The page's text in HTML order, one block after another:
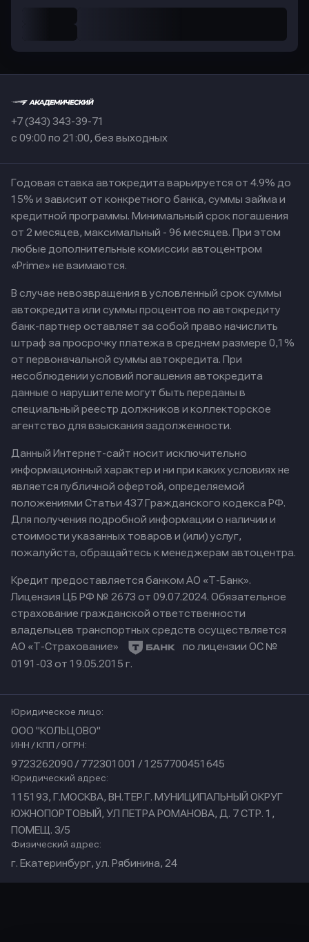
+7 (343) 343-39-71
с 09:00 по 21:00, без выходных
Годовая ставка автокредита варьируется от 4.9% до
15% и зависит от конкретного банка, суммы займа и
кредитной программы. Минимальный срок погашения
от 2 месяцев, максимальный - 96 месяцев. При этом
любые дополнительные комиссии автоцентром
«Prime» не взимаются.
В случае невозвращения в условленный срок суммы
автокредита или суммы процентов по автокредиту
банк-партнер оставляет за собой право начислить
штраф за просрочку платежа в среднем размере 0,1%
от первоначальной суммы автокредита. При
несоблюдении условий погашения автокредита
данные о нарушителе могут быть переданы в
специальный реестр должников и коллекторское
агентство для взыскания задолженности.
Данный Интернет-сайт носит исключительно
информационный характер и ни при каких условиях не
является публичной офертой, определяемой
положениями Статьи 437 Гражданского кодекса РФ.
Для получения подробной информации о наличии и
стоимости указанных товаров и (или) услуг,
пожалуйста, обращайтесь к менеджерам автоцентра.
Кредит предоставляется банком АО «Т-Банк».
Лицензия ЦБ РФ № 2673 от 09.07.2024. Обязательное
страхование гражданской ответственности
владельцев транспортных средств осуществляется
АО «Т-Страхование»
по лицензии ОС №
0191-03 от 19.05.2015 г.
Юридическое лицо:
ООО "КОЛЬЦОВО"
ИНН / КПП / ОГРН:
9723262090 / 772301001 / 1257700451645
Юридический адрес:
115193, Г.МОСКВА, ВН.ТЕР.Г. МУНИЦИПАЛЬНЫЙ ОКРУГ
ЮЖНОПОРТОВЫЙ, УЛ ПЕТРА РОМАНОВА, Д. 7 СТР. 1,
ПОМЕЩ. 3/5
Физический адрес:
г. Екатеринбург, ул. Рябинина, 24